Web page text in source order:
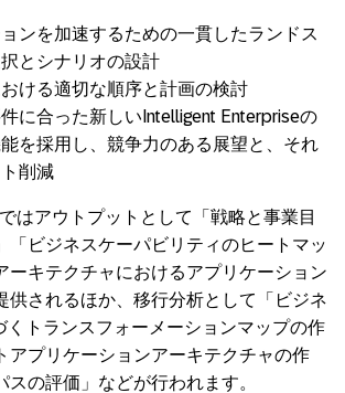
ンを加速するための一貫したランドス
とシナリオの設計
ける適切な順序と計画の検討
に合った新しいIntelligent Enterpriseの
を採用し、競争力のある展望と、それ
削減
はアウトプットとして「戦略と事業目
「ビジネスケーパビリティのヒートマッ
ーキテクチャにおけるアプリケーション
供されるほか、移行分析として「ビジネ
くトランスフォーメーションマップの作
アプリケーションアーキテクチャの作
スの評価」などが行われます。